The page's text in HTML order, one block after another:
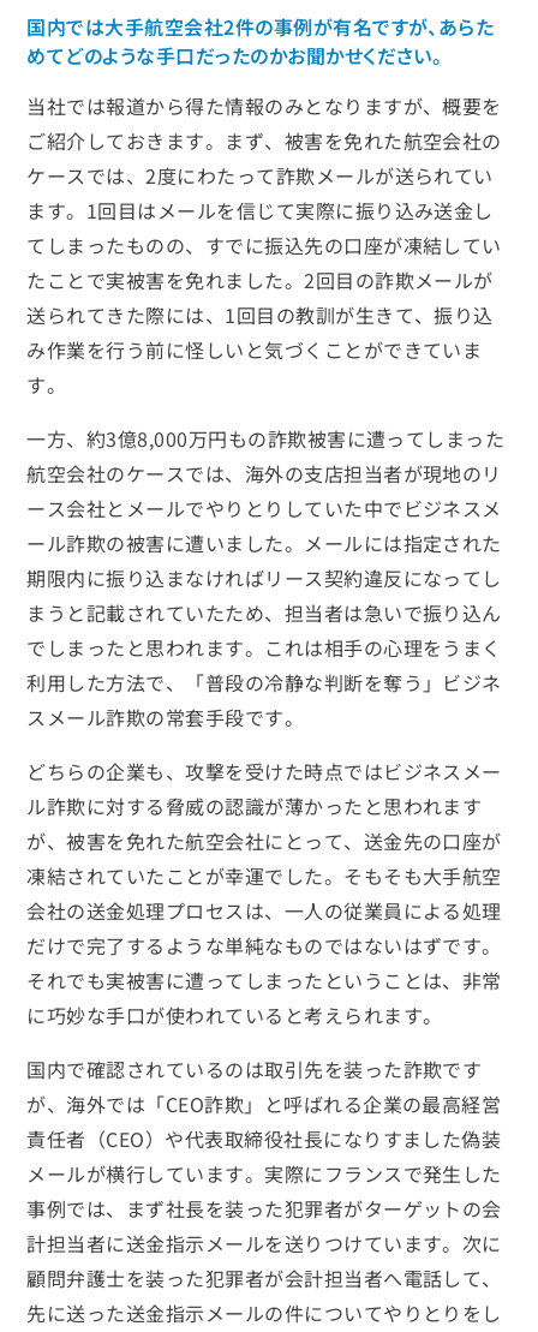
国内では大手航空会社2件の事例が有名ですが、あらた
めてどのような手口だったのかお聞かせください。
当社では報道から得た情報のみとなりますが、概要を
ご紹介しておきます。まず、被害を免れた航空会社の
ケースでは、2度にわたって詐欺メールが送られてい
ます。1回目はメールを信じて実際に振り込み送金し
てしまったものの、すでに振込先の口座が凍結してい
たことで実被害を免れました。2回目の詐欺メールが
送られてきた際には、1回目の教訓が生きて、振り込
み作業を行う前に怪しいと気づくことができていま
す。
一方、約3億8,000万円もの詐欺被害に遭ってしまった
航空会社のケースでは、海外の支店担当者が現地のリ
ース会社とメールでやりとりしていた中でビジネスメ
ール詐欺の被害に遭いました。メールには指定された
期限内に振り込まなければリース契約違反になってし
まうと記載されていたため、担当者は急いで振り込ん
でしまったと思われます。これは相手の心理をうまく
利用した方法で、「普段の冷静な判断を奪う」ビジネ
スメール詐欺の常套手段です。
どちらの企業も、攻撃を受けた時点ではビジネスメー
ル詐欺に対する脅威の認識が薄かったと思われます
が、被害を免れた航空会社にとって、送金先の口座が
凍結されていたことが幸運でした。そもそも大手航空
会社の送金処理プロセスは、一人の従業員による処理
だけで完了するような単純なものではないはずです。
それでも実被害に遭ってしまったということは、非常
に巧妙な手口が使われていると考えられます。
国内で確認されているのは取引先を装った詐欺です
が、海外では「CEO詐欺」と呼ばれる企業の最高経営
責任者（CEO）や代表取締役社長になりすました偽装
メールが横行しています。実際にフランスで発生した
事例では、まず社長を装った犯罪者がターゲットの会
計担当者に送金指示メールを送りつけています。次に
顧問弁護士を装った犯罪者が会計担当者へ電話して、
先に送った送金指示メールの件についてやりとりをし